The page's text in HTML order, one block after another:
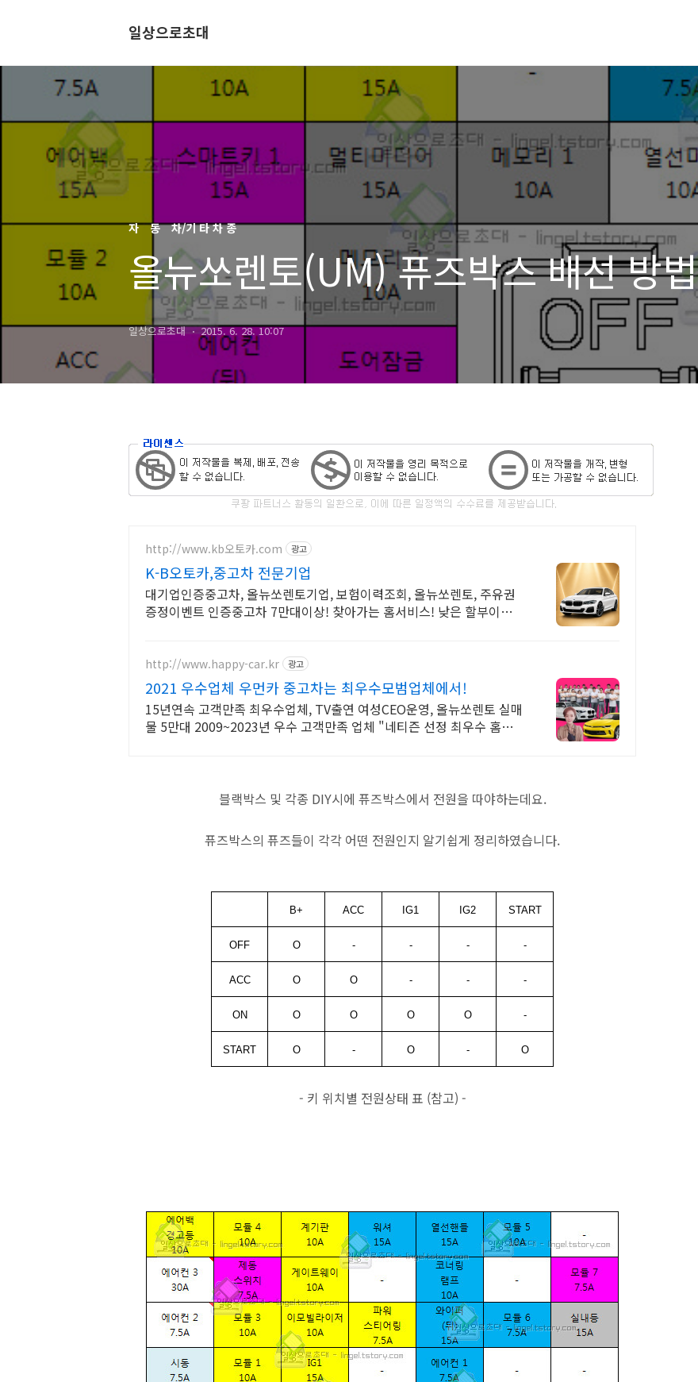
일상으로초대
자 동 차/기 타 차 종
올뉴쏘렌토(UM) 퓨즈박스 배선 방법
일상으로초대 2015. 6. 28. 10:07
http://www.kb오토카.com 광고
K-B오토카,중고차 전문기업
대기업인증중고차, 올뉴쏘렌토기업, 보험이력조회, 올뉴쏘렌토, 주유권
증정이벤트 인증중고차 7만대이상! 찾아가는 홈서비스! 낮은 할부이자
http://www.happy-car.kr 광고
2021 우수업체 우먼카 중고차는 최우수모범업체에서!
15년연속 고객만족 최우수업체, TV출연 여성CEO운영, 올뉴쏘렌토 실매
물 5만대 2009~2023년 우수 고객만족 업체 "네티즌 선정 최우수 홈페
블랙박스 및 각종 DIY시에 퓨즈박스에서 전원을 따야하는데요.
퓨즈박스의 퓨즈들이 각각 어떤 전원인지 알기쉽게 정리하였습니다.
B+ ACC IG1 IG2 START
OFF O - - - -
ACC O O - - -
ON O O O O -
START O - O - O
- 키 위치별 전원상태 표 (참고) -